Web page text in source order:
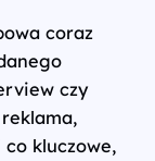
coraz
czy
kluczowe,